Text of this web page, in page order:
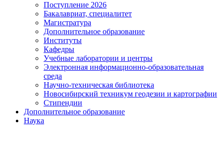
Поступление 2026
Бакалавриат, специалитет
Магистратура
Дополнительное образование
Институты
Кафедры
Учебные лаборатории и центры
Электронная информационно-образовательная
среда
Научно-техническая библиотека
Новосибирский техникум геодезии и картографии
Стипендии
Дополнительное образование
Наука